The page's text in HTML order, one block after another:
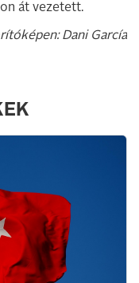
át vezetett.
Dani García